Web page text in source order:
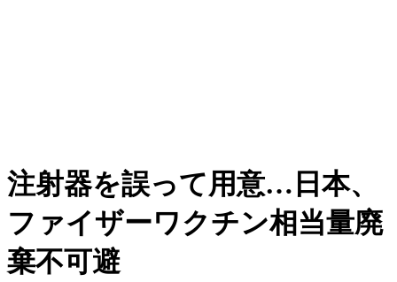
注射器を誤って用意…日本、
ファイザーワクチン相当量廃
棄不可避